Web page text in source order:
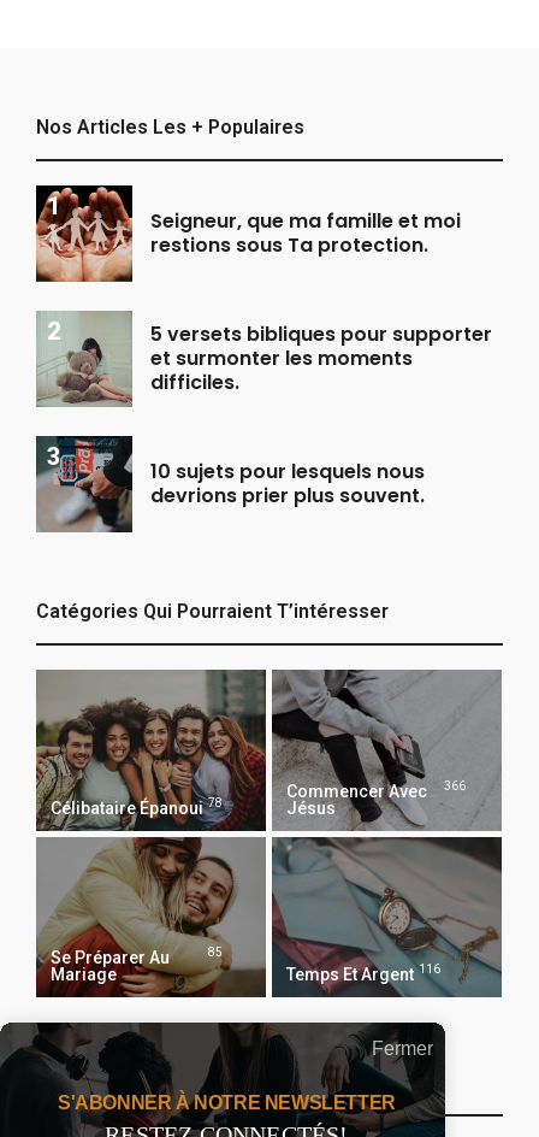
Nos Articles Les + Populaires
Seigneur, que ma famille et moi
restions sous Ta protection.
5 versets bibliques pour supporter
et surmonter les moments
difficiles.
10 sujets pour lesquels nous
devrions prier plus souvent.
Catégories Qui Pourraient T’intéresser
Célibataire Épanoui 78
Commencer Avec
Jésus
366
Se Préparer Au
Mariage
85
Temps Et Argent 116
Recevoir Notre Newsletter Chaque Matin
Fermer
S'ABONNER À NOTRE NEWSLETTER